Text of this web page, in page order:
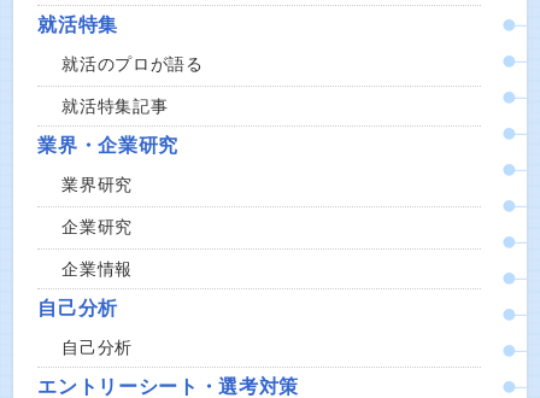
就活特集
就活のプロが語る
就活特集記事
業界・企業研究
業界研究
企業研究
企業情報
自己分析
自己分析
エントリーシート・選考対策